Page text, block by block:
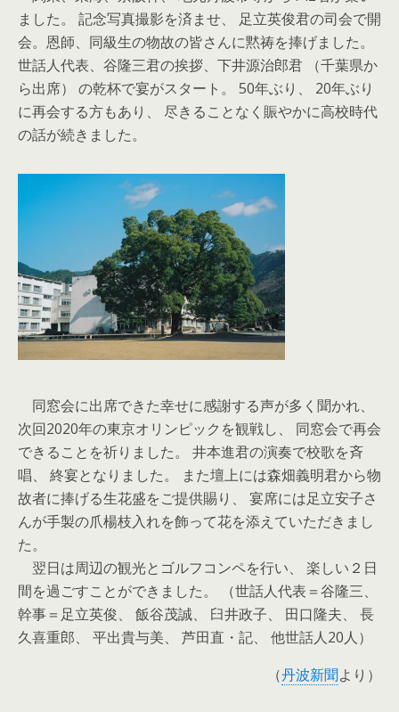
ました。 記念写真撮影を済ませ、 足立英俊君の司会で開
会。恩師、同級生の物故の皆さんに黙祷を捧げました。
世話人代表、谷隆三君の挨拶、下井源治郎君 （千葉県か
ら出席） の乾杯で宴がスタート。 50年ぶり、 20年ぶり
に再会する方もあり、 尽きることなく賑やかに高校時代
の話が続きました。
同窓会に出席できた幸せに感謝する声が多く聞かれ、
次回2020年の東京オリンピックを観戦し、 同窓会で再会
できることを祈りました。 井本進君の演奏で校歌を斉
唱、 終宴となりました。 また壇上には森畑義明君から物
故者に捧げる生花盛をご提供賜り、 宴席には足立安子さ
んが手製の爪楊枝入れを飾って花を添えていただきまし
た。
翌日は周辺の観光とゴルフコンペを行い、 楽しい２日
間を過ごすことができました。 （世話人代表＝谷隆三、
幹事＝足立英俊、 飯谷茂誠、 臼井政子、 田口隆夫、 長
久喜重郎、 平出貴与美、 芦田直・記、 他世話人20人）
（丹波新聞より）